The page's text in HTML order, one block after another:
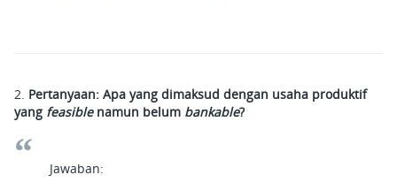
2. Pertanyaan: Apa yang dimaksud dengan usaha produktif
yang feasible namun belum bankable?
Jawaban: